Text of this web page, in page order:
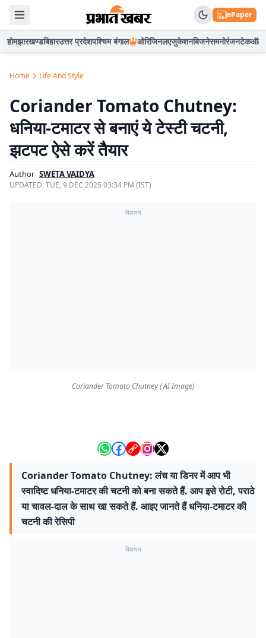
ePaper
होमझारखण्डबिहारउत्तर प्रदेशपश्चिम बंगाल ओरिजिनलएजुकेशनबिजनेसमनोरंजनटेकऑटो
Home Life And Style
Coriander Tomato Chutney:
धनिया-टमाटर से बनाएं ये टेस्टी चटनी,
झटपट ऐसे करें तैयार
Author SWETA VAIDYA
UPDATED:TUE, 9 DEC 2025 03:34 PM (IST)
विज्ञापन
Coriander Tomato Chutney ( AI Image)
Coriander Tomato Chutney: लंच या डिनर में आप भी
स्वादिष्ट धनिया-टमाटर की चटनी को बना सकते हैं. आप इसे रोटी, पराठे
या चावल-दाल के साथ खा सकते हैं. आइए जानते हैं धनिया-टमाटर की
चटनी की रेसिपी
विज्ञापन